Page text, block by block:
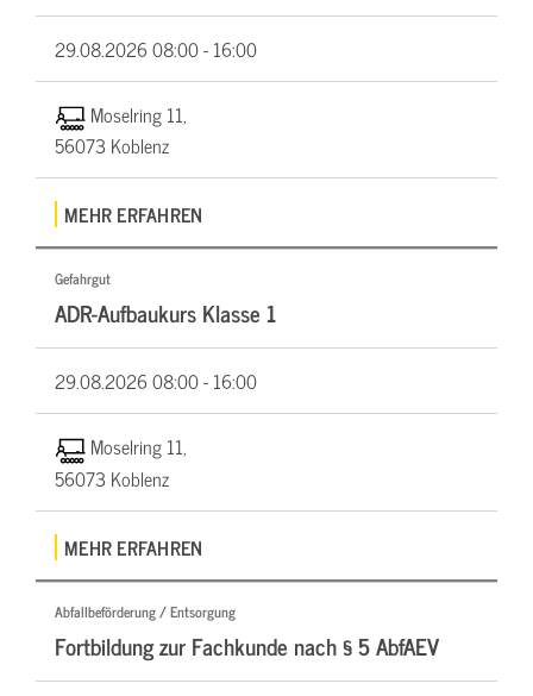
29.08.202608:00 - 16:00
Moselring 11,
56073 Koblenz
MEHR ERFAHREN
Gefahrgut
ADR-Aufbaukurs Klasse 1
29.08.202608:00 - 16:00
Moselring 11,
56073 Koblenz
MEHR ERFAHREN
Abfallbeförderung / Entsorgung
Fortbildung zur Fachkunde nach § 5 AbfAEV